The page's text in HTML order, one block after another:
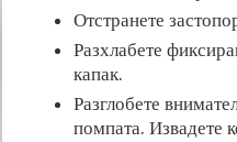
Отстранете
Разхлабете
капак.
Разглобете
помпата. Извадете